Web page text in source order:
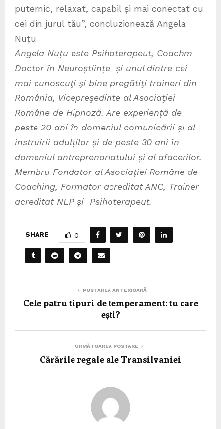
puternic, relaxat, capabil și mai conectat cu
cei din jurul tău”, concluzionează Angela
Nuțu.
Angela Nuțu este Psihoterapeut, Coachm
Doctor în Neuroștiințe și unul dintre cei
mai cunoscuţi şi bine pregătiţi traineri din
România, Vicepreşedinte al Asociaţiei
Române de Hipnoză. Are experiență de
peste 20 ani în domeniul comunicării și al
instruirii adulților și de peste 30 ani în
domeniul antreprenoriatului și al afacerilor.
Membru Fondator al Asociației Române de
Coaching, Formator acreditat ANC, Trainer
acreditat NLP și Psihoterapeut.
SHARE 0
POSTAREA ANTERIOARĂ
Cele patru tipuri de temperament: tu care
ești?
URMĂTOAREA POSTARE
Cărările regale ale Transilvaniei